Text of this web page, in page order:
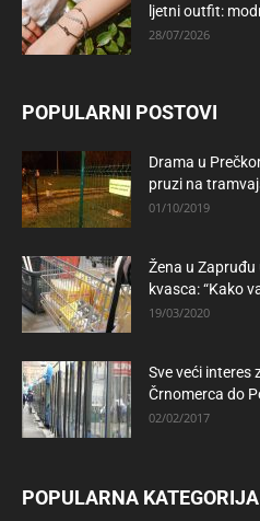
ljetni outfit:
28/07/2026
POPULARNI POSTOVI
Drama u
pruzi na
01/10/2019
Žena u
kvasca: “Kako
19/03/2020
Sve veći interes
Črnomerca do
02/02/2017
POPULARNA KATEGORIJA